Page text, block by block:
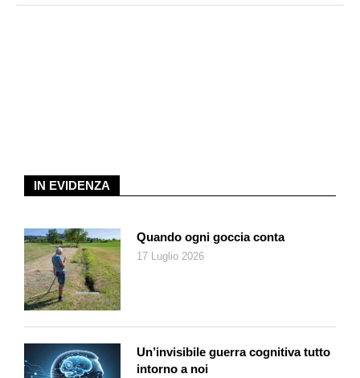
IN EVIDENZA
Quando ogni goccia conta
17 Luglio 2026
Un’invisibile guerra cognitiva tutto
intorno a noi